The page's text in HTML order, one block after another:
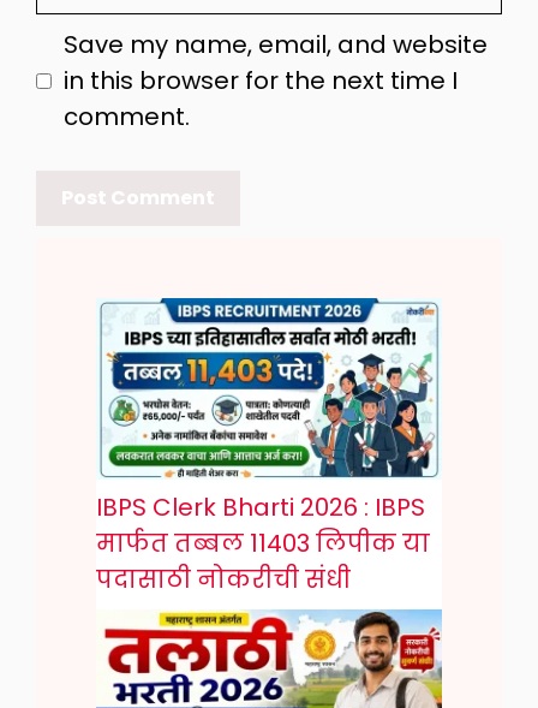
Save my name, email, and website
in this browser for the next time I
comment.
IBPS Clerk Bharti 2026 : IBPS
मार्फत तब्बल 11403 लिपीक या
पदासाठी नोकरीची संधी